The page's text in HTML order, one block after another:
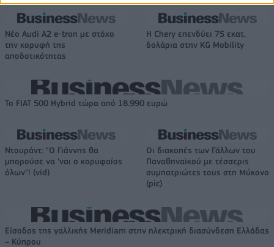
Νέο Audi A2 e-tron με στόχο
την κορυφή της
αποδοτικότητας
Η Chery επενδύει 75 εκατ.
δολάρια στην KG Mobility
Το FIAT 500 Hybrid τώρα από 18.990 ευρώ
Ντουράντ: "Ο Γιάννης θα
μπορούσε να 'ναι ο κορυφαίος
όλων"! (vid)
Οι διακοπές των Γάλλων του
Παναθηναϊκού με τέσσερις
συμπατριώτες τους στη Μύκονο
(pic)
Είσοδος της γαλλικής Meridiam στην ηλεκτρική διασύνδεση Ελλάδας
– Κύπρου